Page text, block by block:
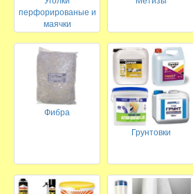
перфорированые и
маячки
Фибра
Грунтовки